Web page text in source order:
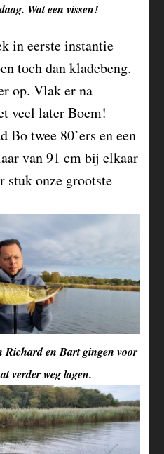
Wat een vissen!
in eerste instantie
toch dan kladebeng.
op. Vlak er na
veel later Boem!
Bo twee 80’ers en een
van 91 cm bij elkaar
stuk onze grootste
Richard en Bart gingen voor
verder weg lagen.